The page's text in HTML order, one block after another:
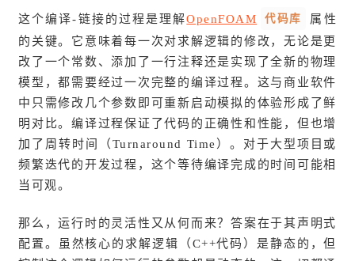
这个编译-链接的过程是理解OpenFOAM 代码库
属性
的关键。它意味着每一次对求解逻辑的修改，无论是更
改了一个常数、添加了一行注释还是实现了全新的物理
模型，都需要经过一次完整的编译过程。这与商业软件
中只需修改几个参数即可重新启动模拟的体验形成了鲜
明对比。编译过程保证了代码的正确性和性能，但也增
加了周转时间（Turnaround Time）。对于大型项目或
频繁迭代的开发过程，这个等待编译完成的时间可能相
当可观。
那么，运行时的灵活性又从何而来？答案在于其声明式
配置。虽然核心的求解逻辑（C++代码）是静态的，但